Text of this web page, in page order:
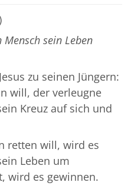
sein Leben
zu seinen Jüngern:
will, der verleugne
Kreuz auf sich und
retten will, wird es
Leben um
wird es gewinnen.